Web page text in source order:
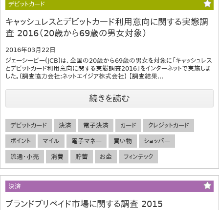
デビットカード
キャッシュレスとデビットカード利用意向に関する実態調
査 2016（20歳から69歳の男女対象）
2016年03月22日
ジェーシービー(JCB)は、全国の20歳から69歳の男女を対象に「キャッシュレス
とデビットカード利用意向に関する実態調査2016」をインターネットで実施しま
した。(調査協力会社:ネットエイジア株式会社) 【調査結果...
続きを読む
デビットカード 決済 電子決済 カード クレジットカード
ポイント マイル 電子マネー 買い物 ショッパー
流通・小売 消費 貯蓄 お金 フィンテック
決済
ブランドプリペイド市場に関する調査 2015